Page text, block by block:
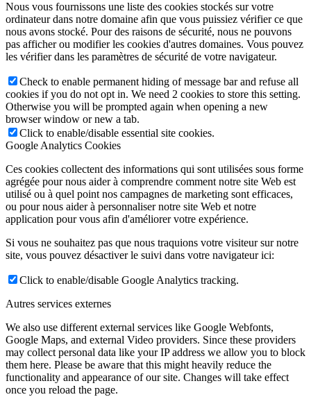
Nous vous fournissons une liste des cookies stockés sur votre
ordinateur dans notre domaine afin que vous puissiez vérifier ce que
nous avons stocké. Pour des raisons de sécurité, nous ne pouvons
pas afficher ou modifier les cookies d'autres domaines. Vous pouvez
les vérifier dans les paramètres de sécurité de votre navigateur.
Check to enable permanent hiding of message bar and refuse all
cookies if you do not opt in. We need 2 cookies to store this setting.
Otherwise you will be prompted again when opening a new
browser window or new a tab.
Click to enable/disable essential site cookies.
Google Analytics Cookies
Ces cookies collectent des informations qui sont utilisées sous forme
agrégée pour nous aider à comprendre comment notre site Web est
utilisé ou à quel point nos campagnes de marketing sont efficaces,
ou pour nous aider à personnaliser notre site Web et notre
application pour vous afin d'améliorer votre expérience.
Si vous ne souhaitez pas que nous traquions votre visiteur sur notre
site, vous pouvez désactiver le suivi dans votre navigateur ici:
Click to enable/disable Google Analytics tracking.
Autres services externes
We also use different external services like Google Webfonts,
Google Maps, and external Video providers. Since these providers
may collect personal data like your IP address we allow you to block
them here. Please be aware that this might heavily reduce the
functionality and appearance of our site. Changes will take effect
once you reload the page.